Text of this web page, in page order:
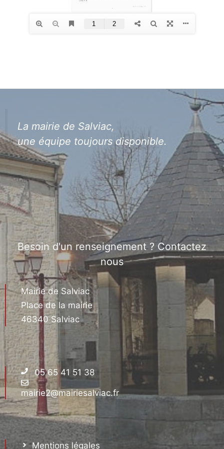
La mairie de Salviac,
une équipe toujours disponible.
Besoin d'un renseignement ? Contactez
nous
Mairie de Salviac
Place de la mairie
46340 Salviac
05 65 41 51 38
mairie2@mairiesalviac.fr
Mentions légales